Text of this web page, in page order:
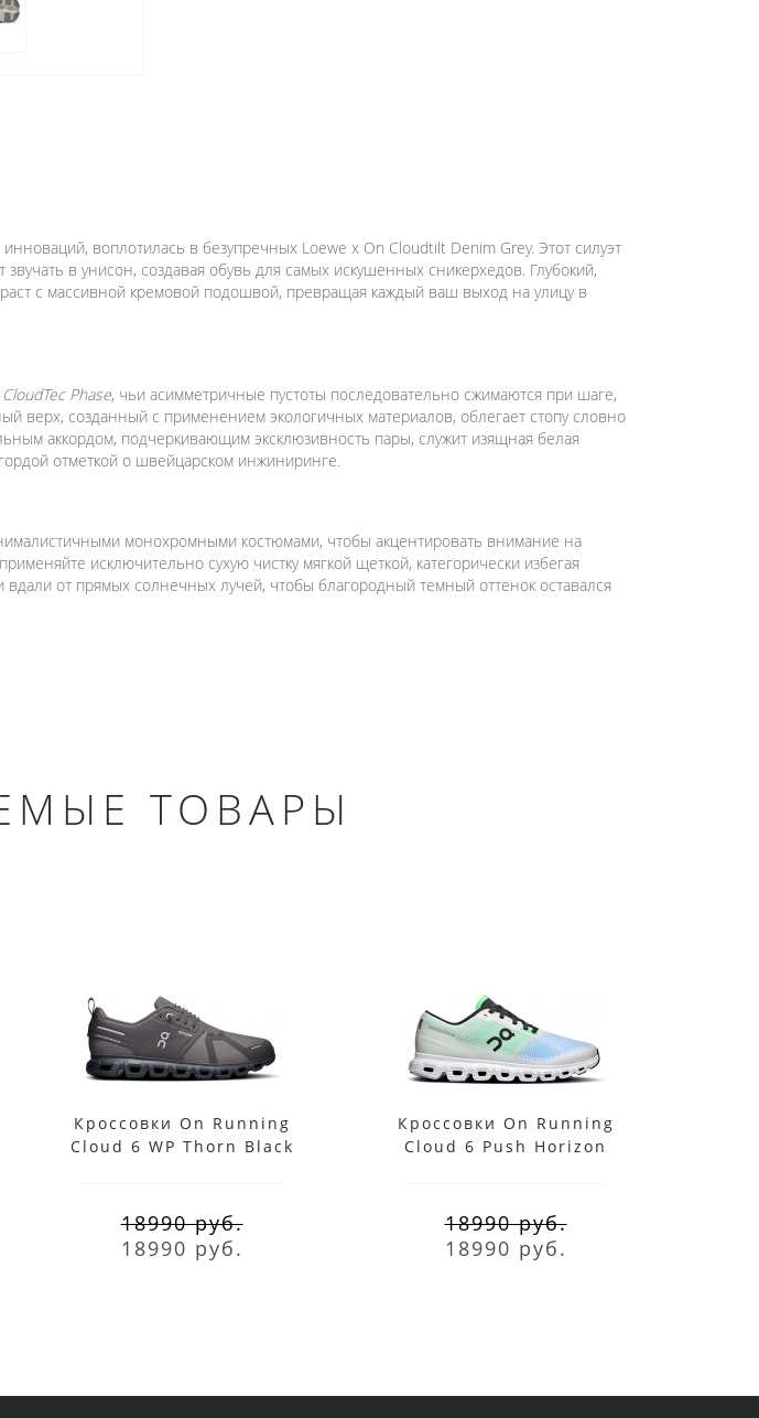
воплотилась в безупречных Loewe x On Cloudtilt Denim Grey. Этот силуэт
в унисон, создавая обувь для самых искушенных сникерхедов. Глубокий,
с массивной кремовой подошвой, превращая каждый ваш выход на улицу в
CloudTec Phase, чьи асимметричные пустоты последовательно сжимаются при шаге,
верх, созданный с применением экологичных материалов, облегает стопу словно
аккордом, подчеркивающим эксклюзивность пары, служит изящная белая
отметкой о швейцарском инжиниринге.
монохромными костюмами, чтобы акцентировать внимание на
исключительно сухую чистку мягкой щеткой, категорически избегая
от прямых солнечных лучей, чтобы благородный темный оттенок оставался
ТОВАРЫ
Кроссовки On Running
Cloud 6 WP Thorn Black
18990 руб.
18990 руб.
Кроссовки On Running
Cloud 6 Push Horizon
18990 руб.
18990 руб.